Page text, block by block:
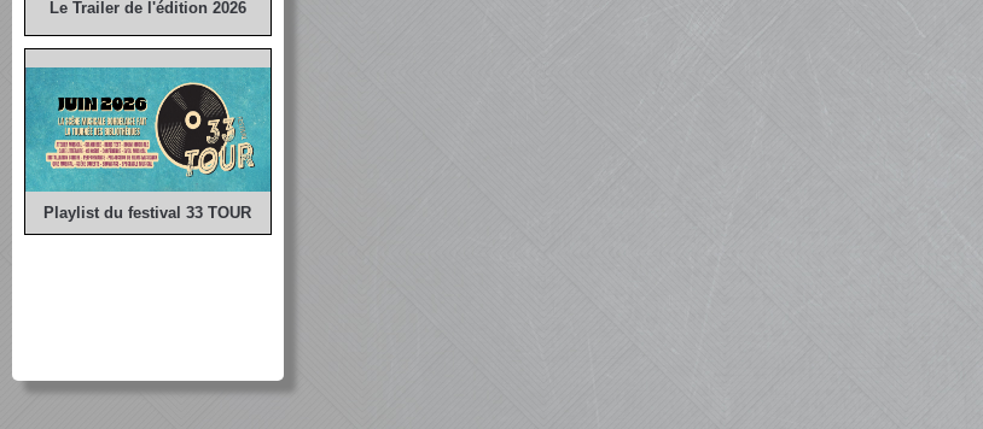
Le Trailer de l'édition 2026
Playlist du festival 33 TOUR